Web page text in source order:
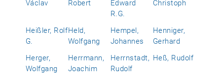
Václav
Robert
Edward
R.G.
Christoph
Heißler, Rolf
G.
Held,
Wolfgang
Hempel,
Johannes
Henniger,
Gerhard
Herger,
Wolfgang
Herrmann,
Joachim
Herrnstadt,
Rudolf
Heß, Rudolf